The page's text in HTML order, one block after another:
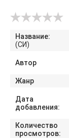
Название:
(СИ)
Автор
Жанр
Дата
добавления:
Количество
просмотров: